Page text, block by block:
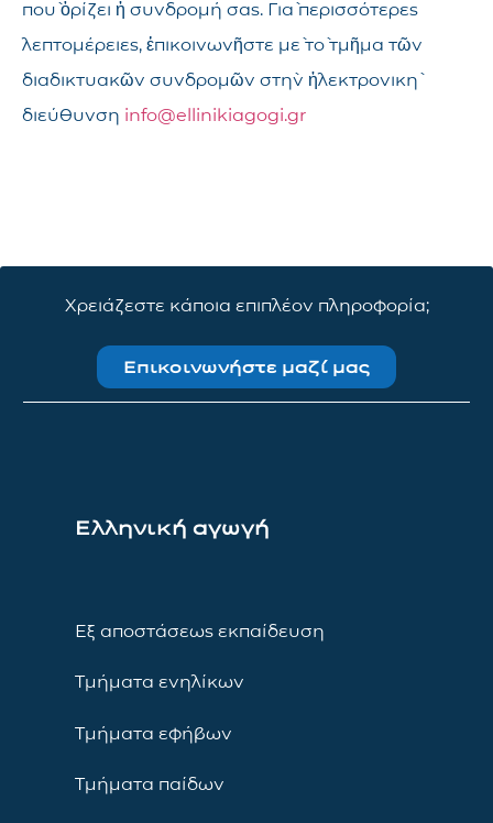
ποὺ ὁρίζει ἡ συνδρομή σας. Γιὰ περισσότερες
λεπτομέρειες, ἐπικοινωνῆστε μὲ τὸ τμῆμα τῶν
διαδικτυακῶν συνδρομῶν στὴν ἠλεκτρονικὴ
διεύθυνση info@ellinikiagogi.gr
Χρειάζεστε κάποια επιπλέον πληροφορία;
Επικοινωνήστε μαζί μας
Ελληνική αγωγή
Εξ αποστάσεως εκπαίδευση
Τμήματα ενηλίκων
Τμήματα εφήβων
Τμήματα παίδων